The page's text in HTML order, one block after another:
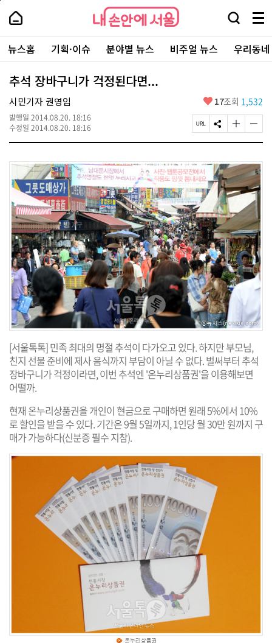
본
로
가
내
손
안
에
서
울
-
서
울
시
대
표
소
포
털
내
손
에
울
검
창
열
기
메
뉴
전
체
보
주
요
서
뉴스홈 기획·이슈 분야별 뉴스 비주얼 뉴스 우리동
추석 장바구니가 걱정된다면...
시민기자 권영임
발행일 2014.08.20. 18:16
수정일 2014.08.20. 18:16
좋
요
17조회 1,532
페
이
U
R
L
복
사
S
N
공
유
하
기
글
자
기
크
게
변
경
하
기
글
자
기
작
게
변
경
하
기
[서울톡톡] 민족 최대의 명절 추석이 다가오고 있다. 하지만 부모님,
친지 선물 준비에 제사 음식까지 부담이 아닐 수 없다. 벌써부터 추석
장바구니가 걱정이라면, 이번 추석엔 '온누리상품권'을 이용해보면
어떨까.
현재 온누리상품권을 개인이 현금으로 구매하면 원래 5%에서 10%
로 할인을 받을 수 있다. 기간은 9월 5일까지, 1인당 월 30만 원까지 구
매가 가능하다(신분증 필수 지참).
페
상
단
로